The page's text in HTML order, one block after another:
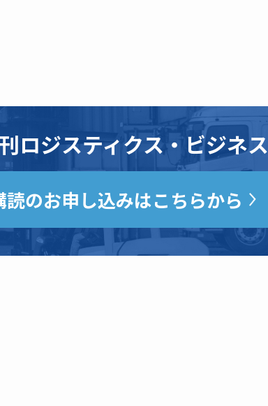
ロジスティクス・ビジネス
読のお申し込みはこちらから